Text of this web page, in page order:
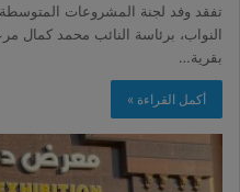
تفقد وفد لجنة المشروعات
النواب، برئاسة النائب محمد كمال
بقرية…
أكمل القراءة »